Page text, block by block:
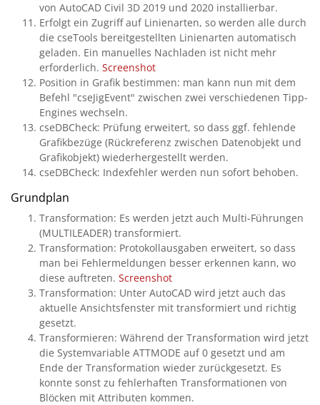
von AutoCAD Civil 3D 2019 und 2020 installierbar.
Erfolgt ein Zugriff auf Linienarten, so werden alle durch
die cseTools bereitgestellten Linienarten automatisch
geladen. Ein manuelles Nachladen ist nicht mehr
erforderlich. Screenshot
Position in Grafik bestimmen: man kann nun mit dem
Befehl "cseJigEvent" zwischen zwei verschiedenen Tipp-
Engines wechseln.
cseDBCheck: Prüfung erweitert, so dass ggf. fehlende
Grafikbezüge (Rückreferenz zwischen Datenobjekt und
Grafikobjekt) wiederhergestellt werden.
cseDBCheck: Indexfehler werden nun sofort behoben.
Grundplan
Transformation: Es werden jetzt auch Multi-Führungen
(MULTILEADER) transformiert.
Transformation: Protokollausgaben erweitert, so dass
man bei Fehlermeldungen besser erkennen kann, wo
diese auftreten. Screenshot
Transformation: Unter AutoCAD wird jetzt auch das
aktuelle Ansichtsfenster mit transformiert und richtig
gesetzt.
Transformieren: Während der Transformation wird jetzt
die Systemvariable ATTMODE auf 0 gesetzt und am
Ende der Transformation wieder zurückgesetzt. Es
konnte sonst zu fehlerhaften Transformationen von
Blöcken mit Attributen kommen.